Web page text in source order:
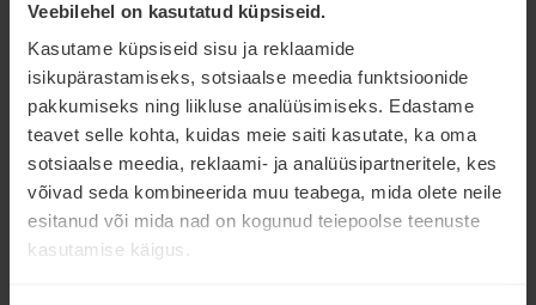
Veebilehel on kasutatud küpsiseid.
Kasutame küpsiseid sisu ja reklaamide
isikupärastamiseks, sotsiaalse meedia funktsioonide
pakkumiseks ning liikluse analüüsimiseks. Edastame
teavet selle kohta, kuidas meie saiti kasutate, ka oma
sotsiaalse meedia, reklaami- ja analüüsipartneritele, kes
võivad seda kombineerida muu teabega, mida olete neile
esitanud või mida nad on kogunud teiepoolse teenuste
kasutamise käigus.
03/10/2025
Otsusele suunamine
Read more
28/10/2025 - 29/10/2025
Assertiivne müük
Read more